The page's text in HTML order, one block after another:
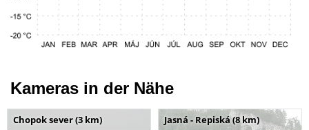
Kameras in der Nähe
Chopok sever (3 km) Jasná - Repiská (8 km)